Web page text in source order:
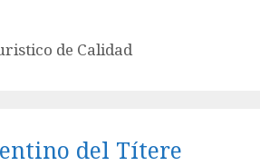
de Calidad
del Títere